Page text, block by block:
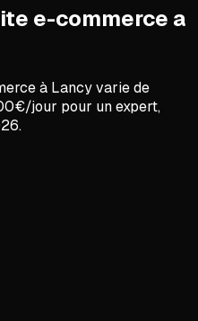
e-commerce a
à Lancyvarie de
€/jour pour un expert,
.